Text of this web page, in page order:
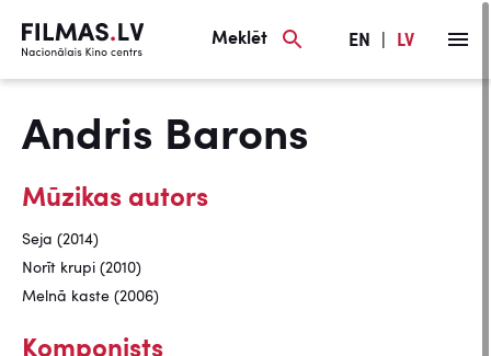
Meklēt EN LV
Andris Barons
Mūzikas autors
Seja (2014)
Norīt krupi (2010)
Melnā kaste (2006)
Komponists